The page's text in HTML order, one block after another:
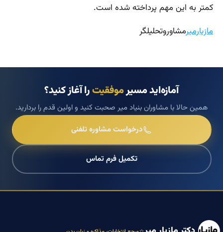
کمتر به این مهم پرداخته شده است.
مازیارمیرمشاوروتحلیلگر
آمازه‌اید مسیرموفقیترا آغاز کنید؟
همین حالا با مشاوران بنیاد میر صحبت کنید و اولین قدم را بردارید.
درخواست مشاوره تلفنی
تکمیل فرم تماس